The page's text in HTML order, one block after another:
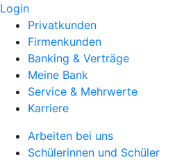
Login
Privatkunden
Firmenkunden
Banking & Verträge
Meine Bank
Service & Mehrwerte
Karriere
Arbeiten bei uns
Schülerinnen und Schüler